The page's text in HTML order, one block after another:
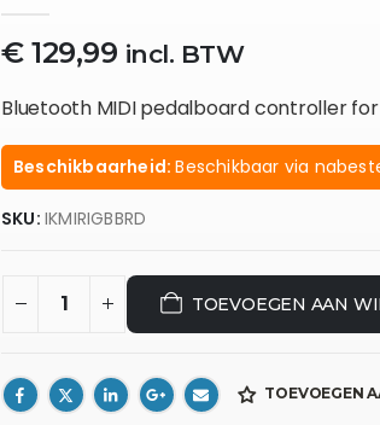
€129,99 incl. BTW
Bluetooth MIDI pedalboard controller for
Beschikbaarheid:Beschikbaar via
SKU: IKMIRIGBBRD
TOEVOEGEN AAN
TOEVOEGEN